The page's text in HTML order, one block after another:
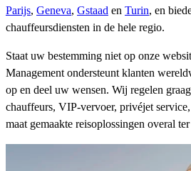
Parijs, Geneva, Gstaad en Turin, en
chauffeursdiensten in de hele regio.
Staat uw bestemming niet op onze
Management ondersteunt klanten
op en deel uw wensen. Wij regelen
chauffeurs, VIP-vervoer, privéjet
maat gemaakte reisoplossingen overal